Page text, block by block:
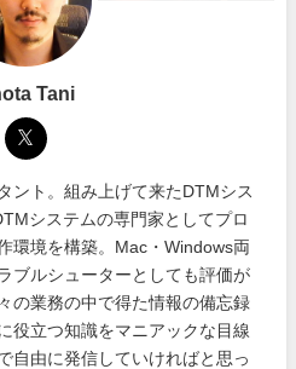
Tani
ント。組み上げて来たDTMシス
システムの専門家としてプロ
環境を構築。Mac・Windows両
ブルシューターとしても評価が
の業務の中で得た情報の備忘録
役立つ知識をマニアックな目線
自由に発信していければと思っ